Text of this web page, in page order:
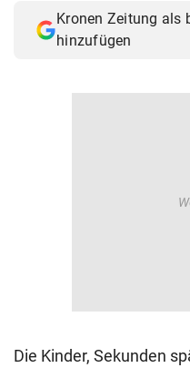
Kronen Zeitung als
hinzufügen
Die Kinder, Sekunden